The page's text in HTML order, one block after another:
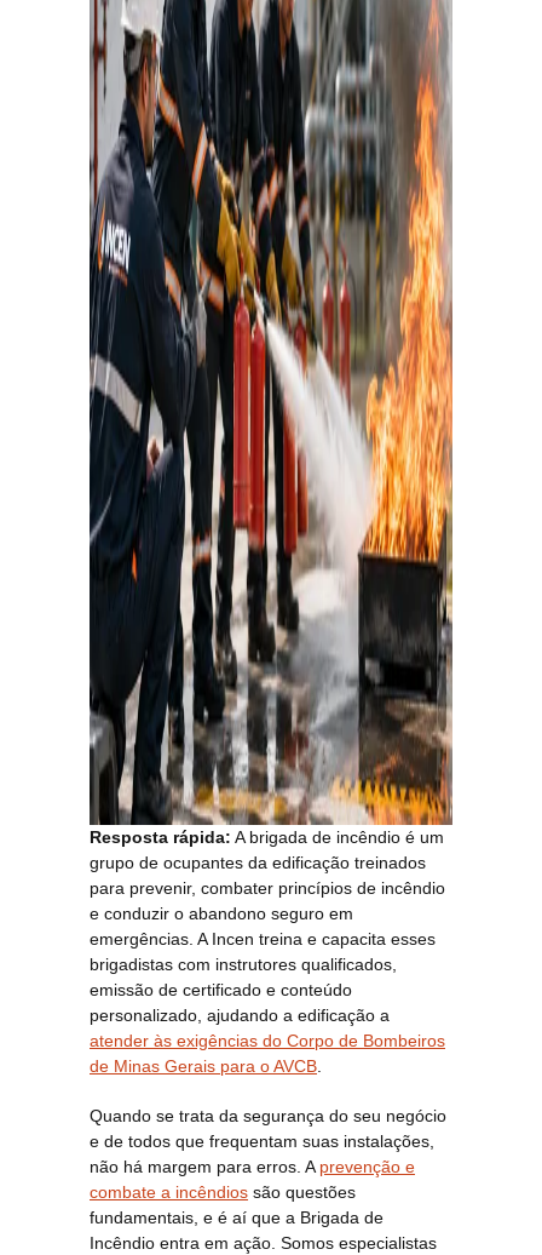
Resposta rápida: A brigada de incêndio é um
grupo de ocupantes da edificação treinados
para prevenir, combater princípios de incêndio
e conduzir o abandono seguro em
emergências. A Incen treina e capacita esses
brigadistas com instrutores qualificados,
emissão de certificado e conteúdo
personalizado, ajudando a edificação a
atender às exigências do Corpo de Bombeiros
de Minas Gerais para o AVCB.
Quando se trata da segurança do seu negócio
e de todos que frequentam suas instalações,
não há margem para erros. Aprevenção e
combate a incêndios são questões
fundamentais, e é aí que a Brigada de
Incêndio entra em ação. Somos especialistas